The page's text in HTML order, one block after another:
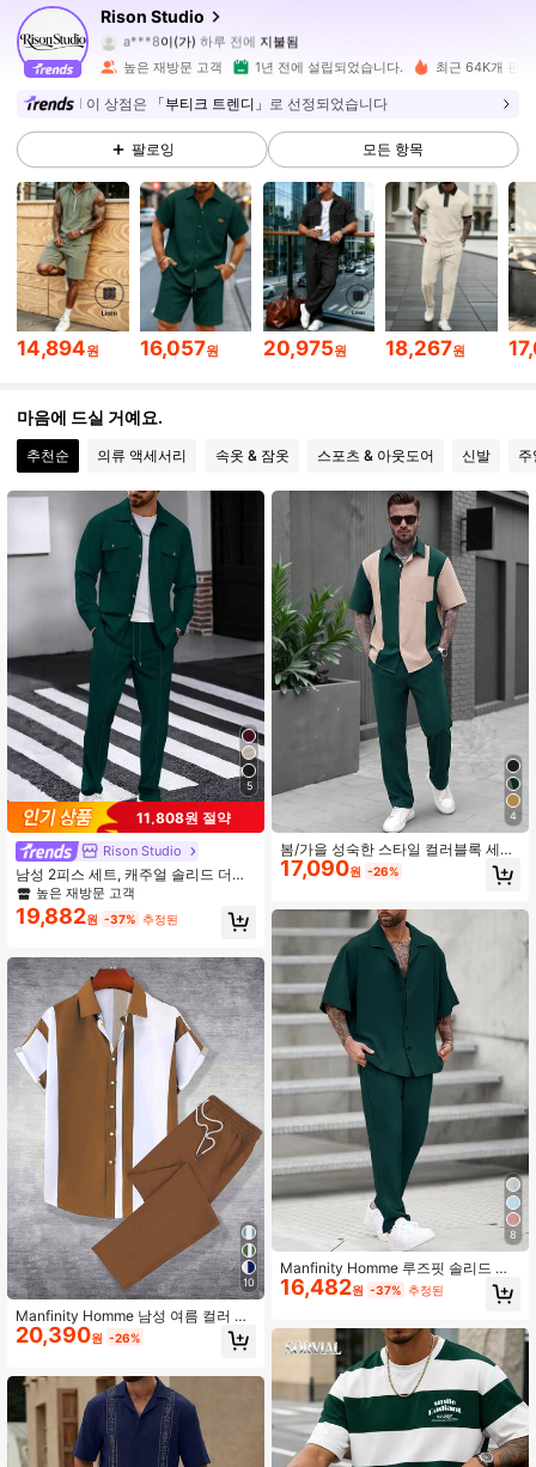
Rison Studio
4.87
7K 팔로워
a***8이(가) 하루 전에 지불됨
a***7다음 3시간 전
4.87 7K 팔로워
4.87 7K 팔로워
4.87 7K 팔로워
4.87 7K 팔로워
4.87 7K 팔로워
4.87 7K 팔로워
4.87 7K 팔로워
4.87 7K 팔로워
4.87 7K 팔로워
4.87 7K 팔로워
높은 재방문 고객 1년 전에 설립되었습니다. 최근 64K개 판매
이 상점은 「부티크 트렌디」 로 선정되었습니다
팔로잉 모든 항목
14,894원 16,057원 20,975원 18,267원
마음에 드실 거예요.
추천순 의류 액세서리 속옷 & 잠옷 스포츠 & 아웃도어 신발
5
11,808원 절약
Rison Studio
남성 2피스 세트, 캐주얼 솔리드 더블
포켓 라펠 긴팔 셔츠 + 긴 바지, 얇은
봄가을 스포츠 휴가 의상
높은 재방문 고객
19,882원 -37% 추정된
10
Manfinity Homme 남성 여름 컬러 블
로킹 반소매 싱글 브레스트 셔츠 및 드
로스트링 허리 캐주얼 정장 (비대칭 커
20,390원 -26%
4
봄/가을 성숙한 스타일 컬러블록 세로
스트라이프 반팔 싱글브레스트 핏 셔
츠 그린 컬러와 탄력 허리 루즈핏 롱
주얼 출퇴근용 부드러운 폴리에스터
우븐 소재
17,090원 -26%
8
Manfinity Homme 루즈핏 솔리드 컬
러 셔츠 & 팬츠, 남성, 포멀
16,482원 -37% 추정된